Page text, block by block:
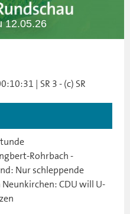
12.05.26
| SR 3 - (c) SR
Rohrbach -
Nur schleppende
CDU will U-